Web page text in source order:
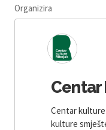
Organizira
Centar
Centar
kulture